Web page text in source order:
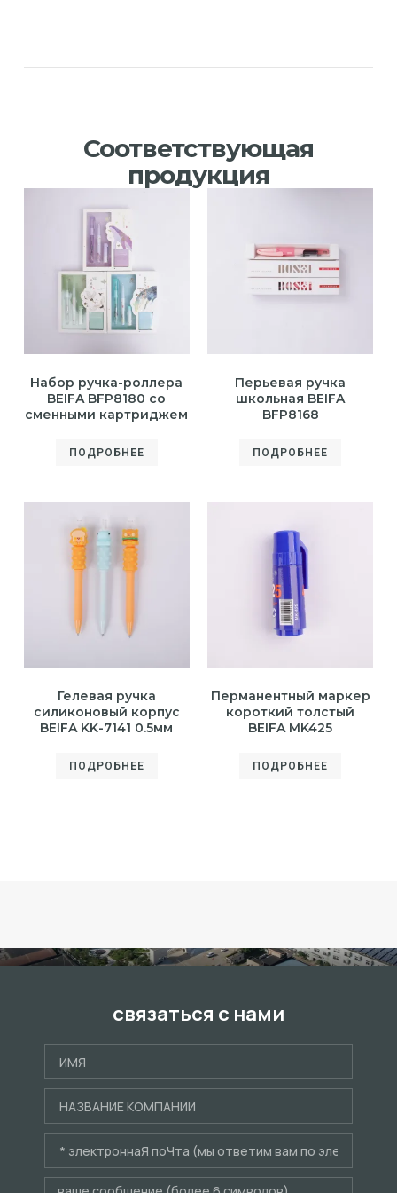
Соответствующая
продукция
Набор ручка-роллера
BEIFA BFP8180 со
сменными картриджем
ПОДРОБНЕЕ
Перьевая ручка
школьная BEIFA
BFP8168
ПОДРОБНЕЕ
Гелевая ручка
силиконовый корпус
BEIFA KK-7141 0.5мм
ПОДРОБНЕЕ
Перманентный маркер
короткий толстый
BEIFA MK425
ПОДРОБНЕЕ
связаться с нами